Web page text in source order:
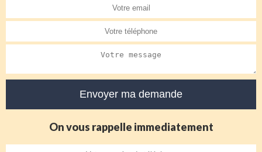
On vous rappelle immediatement